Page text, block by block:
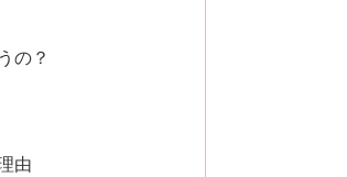
の？
由